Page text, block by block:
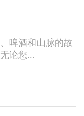
酒和山脉的故
论您...